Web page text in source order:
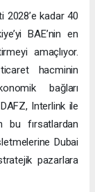
2028’e kadar 40
BAE’nin en
amaçlıyor.
hacminin
bağları
Interlink ile
bu fırsatlardan
Dubai
pazarlara